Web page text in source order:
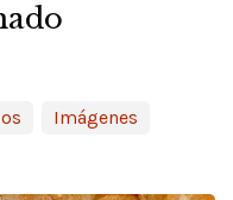
Imágenes